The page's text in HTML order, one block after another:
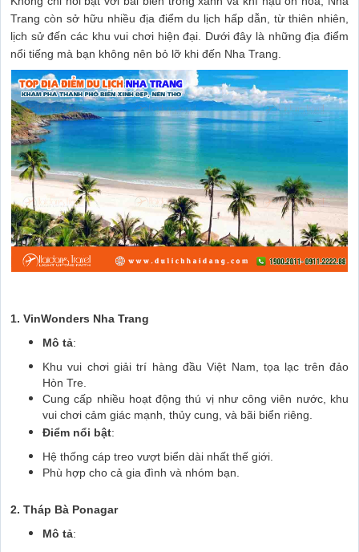
Trang còn sở hữu nhiều địa điểm du lịch hấp dẫn, từ thiên nhiên,
lịch sử đến các khu vui chơi hiện đại. Dưới đây là những địa điểm
nổi tiếng mà bạn không nên bỏ lỡ khi đến Nha Trang.
1. VinWonders Nha Trang
Mô tả:
Khu vui chơi giải trí hàng đầu Việt Nam, tọa lạc trên đảo
Hòn Tre.
Cung cấp nhiều hoạt động thú vị như công viên nước, khu
vui chơi cảm giác mạnh, thủy cung, và bãi biển riêng.
Điểm nổi bật:
Hệ thống cáp treo vượt biển dài nhất thế giới.
Phù hợp cho cả gia đình và nhóm bạn.
2. Tháp Bà Ponagar
Mô tả: